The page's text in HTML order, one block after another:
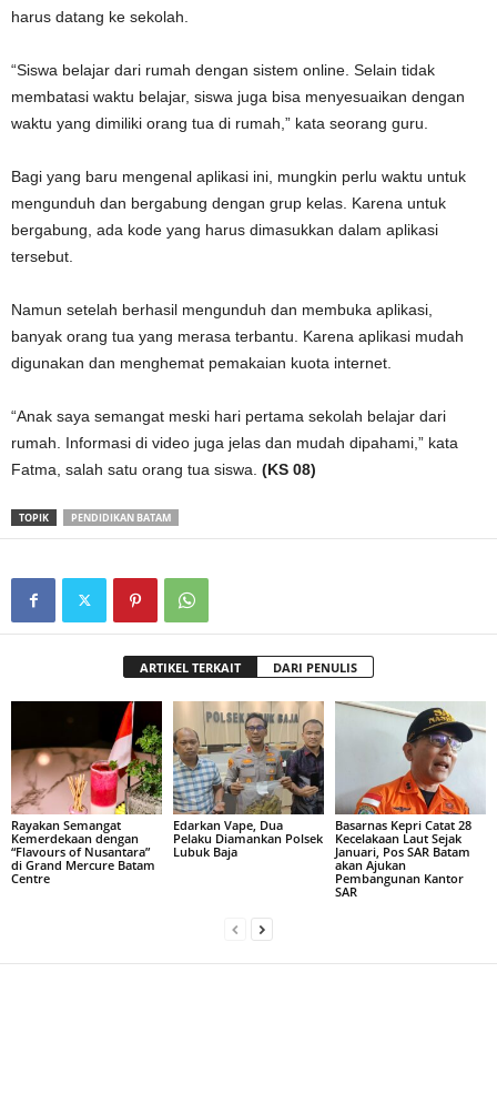
harus datang ke sekolah.
“Siswa belajar dari rumah dengan sistem online. Selain tidak
membatasi waktu belajar, siswa juga bisa menyesuaikan dengan
waktu yang dimiliki orang tua di rumah,” kata seorang guru.
Bagi yang baru mengenal aplikasi ini, mungkin perlu waktu untuk
mengunduh dan bergabung dengan grup kelas. Karena untuk
bergabung, ada kode yang harus dimasukkan dalam aplikasi
tersebut.
Namun setelah berhasil mengunduh dan membuka aplikasi,
banyak orang tua yang merasa terbantu. Karena aplikasi mudah
digunakan dan menghemat pemakaian kuota internet.
“Anak saya semangat meski hari pertama sekolah belajar dari
rumah. Informasi di video juga jelas dan mudah dipahami,” kata
Fatma, salah satu orang tua siswa. (KS 08)
TOPIK PENDIDIKAN BATAM
ARTIKEL TERKAIT DARI PENULIS
Rayakan Semangat
Kemerdekaan dengan
“Flavours of Nusantara”
di Grand Mercure Batam
Centre
Edarkan Vape, Dua
Pelaku Diamankan Polsek
Lubuk Baja
Basarnas Kepri Catat 28
Kecelakaan Laut Sejak
Januari, Pos SAR Batam
akan Ajukan
Pembangunan Kantor
SAR